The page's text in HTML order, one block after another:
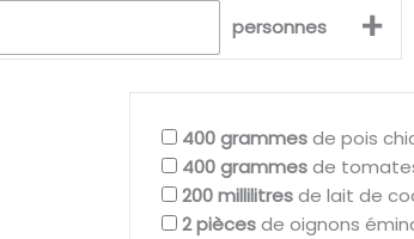
personnes +
400grammesde pois
400grammesde
200millilitresde lait de
2piècesde oignons